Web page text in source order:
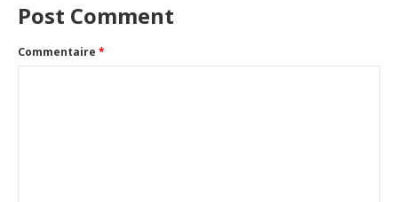
Post Comment
Commentaire *